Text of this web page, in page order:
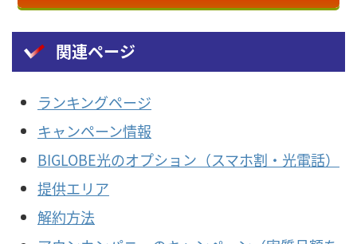
関連ページ
ランキングページ
キャンペーン情報
BIGLOBE光のオプション（スマホ割・光電話）
提供エリア
解約方法